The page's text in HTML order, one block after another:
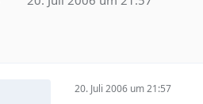
20. Juli 2006 um 21:57